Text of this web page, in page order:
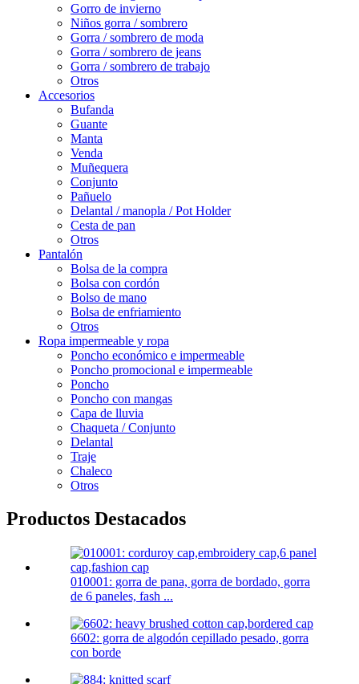
Gorro de invierno
Niños gorra / sombrero
Gorra / sombrero de moda
Gorra / sombrero de jeans
Gorra / sombrero de trabajo
Otros
Accesorios
Bufanda
Guante
Manta
Venda
Muñequera
Conjunto
Pañuelo
Delantal / manopla / Pot Holder
Cesta de pan
Otros
Pantalón
Bolsa de la compra
Bolsa con cordón
Bolso de mano
Bolsa de enfriamiento
Otros
Ropa impermeable y ropa
Poncho económico e impermeable
Poncho promocional e impermeable
Poncho
Poncho con mangas
Capa de lluvia
Chaqueta / Conjunto
Delantal
Traje
Chaleco
Otros
Productos Destacados
010001: gorra de pana, gorra de bordado, gorra
de 6 paneles, fash ...
6602: gorra de algodón cepillado pesado, gorra
con borde